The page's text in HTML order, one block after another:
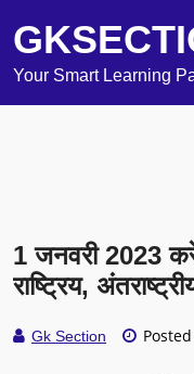
Your Smart Learning
1 जनवरी 2023
राष्ट्रिय,
Gk Section